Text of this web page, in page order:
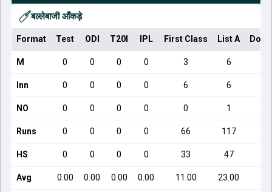
बल्लेबाजी आँकड़े
Format Test ODI T20I IPL First Class List A
M 0 0 0 0 3 6
Inn 0 0 0 0 6 6
NO 0 0 0 0 0 1
Runs 0 0 0 0 66 117
HS 0 0 0 0 33 47
Avg 0.00 0.00 0.00 0.00 11.00 23.00